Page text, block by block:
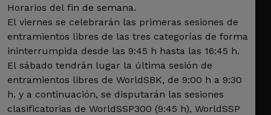
Horarios del fin de semana.
El viernes se celebrarán las primeras sesiones de
entramientos libres de las tres categorías de forma
ininterrumpida desde las 9:45 h hasta las 16:45 h.
El sábado tendrán lugar la última sesión de
entramientos libres de WorldSBK, de 9:00 h a 9:30
h. y a continuación, se disputarán las sesiones
clasificatorias de WorldSSP300 (9:45 h), WorldSSP